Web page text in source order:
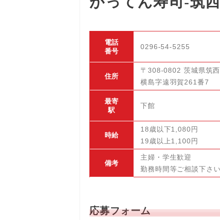
電話
番号
0296-54-5255
住所
〒308-0802 茨城県筑
横島字遠羽賀261番7
最寄
駅
下館
時給
18歳以下1,080円
19歳以上1,100円
備考
主婦・学生歓迎
勤務時間等ご相談下さい
応募フォーム